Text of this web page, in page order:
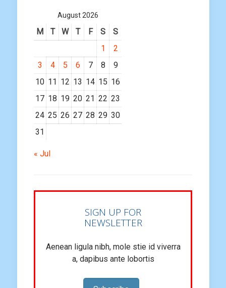
August 2026
M T W T F S
S
1
2
3
4 5 6 7 8
9
10 11 12 13 14 15 16
17 18 19 20 21 22 23
24 25 26 27 28 29 30
31
« Jul
SIGN UP FOR
NEWSLETTER
Aenean ligula nibh, mole stie id viverra
a, dapibus ante lobortis